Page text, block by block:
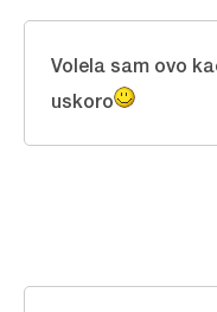
Volela sam ovo
uskoro